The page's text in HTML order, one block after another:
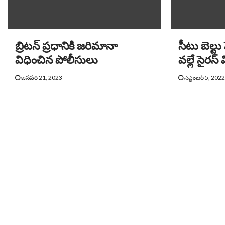
బ్రిటన్ ప్రధానికి జరిమానా
విధించిన పోలీసులు
జనవరి 21, 2023
సీటు
వల్లే సైరస్
సెప్టెంబర్ 5, 2022